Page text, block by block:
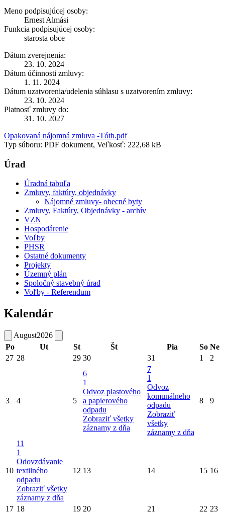
Meno podpisujúcej osoby:
Ernest Almási
Funkcia podpisujúcej osoby:
starosta obce
Dátum zverejnenia:
23. 10. 2024
Dátum účinnosti zmluvy:
1. 11. 2024
Dátum uzatvorenia/udelenia súhlasu s uzatvorením zmluvy:
23. 10. 2024
Platnosť zmluvy do:
31. 10. 2027
Opakovaná nájomná zmluva -Tóth.pdf
Typ súboru: PDF dokument, Veľkosť: 222,68 kB
Úrad
Úradná tabuľa
Zmluvy, faktúry, objednávky
Nájomné zmluvy- obecné byty
Zmluvy, Faktúry, Objednávky - archív
VZN
Hospodárenie
Voľby
PHSR
Ostatné dokumenty
Projekty
Územný plán
Spoločný stavebný úrad
Voľby - Referendum
Kalendár
August2026
Po
Ut St Št Pia So Ne
27 28 29 30 31 1 2
3 4 5
6
1
Odvoz plastového
a papierového
odpadu
Zobraziť všetky
záznamy z dňa
7
1
Odvoz
komunálneho
odpadu
Zobraziť
všetky
záznamy z dňa
8 9
10
11
1
Odovzdávanie
textilného
odpadu
Zobraziť všetky
záznamy z dňa
12 13 14 15 16
17 18 19 20 21 22 23